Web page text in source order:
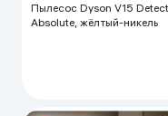
Пылесос Dyson V15 Detect
Absolute, жёлтый-никель